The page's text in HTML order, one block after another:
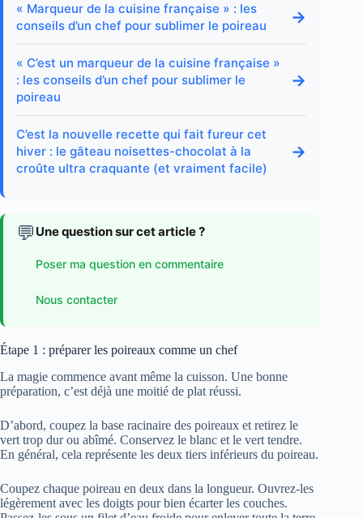
« Marqueur de la cuisine française » : les
conseils d’un chef pour sublimer le poireau
→
« C’est un marqueur de la cuisine française »
: les conseils d’un chef pour sublimer le
poireau
→
C’est la nouvelle recette qui fait fureur cet
hiver : le gâteau noisettes-chocolat à la
croûte ultra craquante (et vraiment facile)
→
💬 Une question sur cet article ?
Poser ma question en commentaire
Nous contacter
Étape 1 : préparer les poireaux comme un chef
La magie commence avant même la cuisson. Une bonne
préparation, c’est déjà une moitié de plat réussi.
D’abord, coupez la base racinaire des poireaux et retirez le
vert trop dur ou abîmé. Conservez le blanc et le vert tendre.
En général, cela représente les deux tiers inférieurs du poireau.
Coupez chaque poireau en deux dans la longueur. Ouvrez-les
légèrement avec les doigts pour bien écarter les couches.